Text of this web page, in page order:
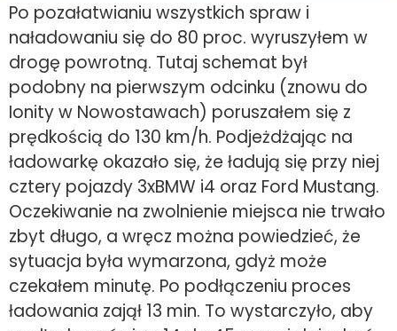
Po pozałatwianiu wszystkich spraw i
naładowaniu się do 80 proc. wyruszyłem w
drogę powrotną. Tutaj schemat był
podobny na pierwszym odcinku (znowu do
Ionity w Nowostawach) poruszałem się z
prędkością do 130 km/h. Podjeżdżając na
ładowarkę okazało się, że ładują się przy niej
cztery pojazdy 3xBMW i4 oraz Ford Mustang.
Oczekiwanie na zwolnienie miejsca nie trwało
zbyt długo, a wręcz można powiedzieć, że
sytuacja była wymarzona, gdyż może
czekałem minutę. Po podłączeniu proces
ładowania zajął 13 min. To wystarczyło, aby